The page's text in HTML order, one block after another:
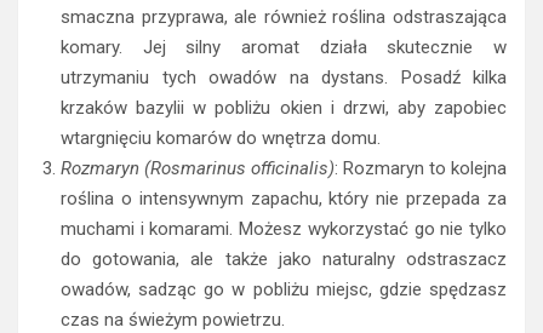
smaczna przyprawa, ale również roślina odstraszająca
komary. Jej silny aromat działa skutecznie w
utrzymaniu tych owadów na dystans. Posadź kilka
krzaków bazylii w pobliżu okien i drzwi, aby zapobiec
wtargnięciu komarów do wnętrza domu.
Rozmaryn (Rosmarinus officinalis): Rozmaryn to kolejna
roślina o intensywnym zapachu, który nie przepada za
muchami i komarami. Możesz wykorzystać go nie tylko
do gotowania, ale także jako naturalny odstraszacz
owadów, sadząc go w pobliżu miejsc, gdzie spędzasz
czas na świeżym powietrzu.